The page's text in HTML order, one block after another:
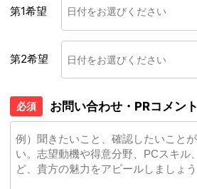
第1希望
第2希望
必須 お問い合わせ・PRコメント